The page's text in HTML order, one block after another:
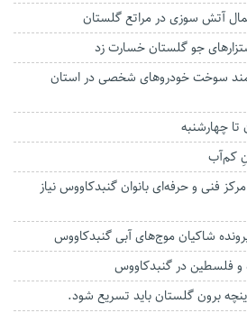
سوخت خودروهای شخصی در استان
چهارشنبه
کم‌آب
مرکز فنی و حرفه‌ای بانوان گنبدکاووس نیاز
شاکیان موج‌های آبی گنبدکاووس
و فلسطین در گنبدکاووس
اینچه برون گلستان باید تسریع شود.